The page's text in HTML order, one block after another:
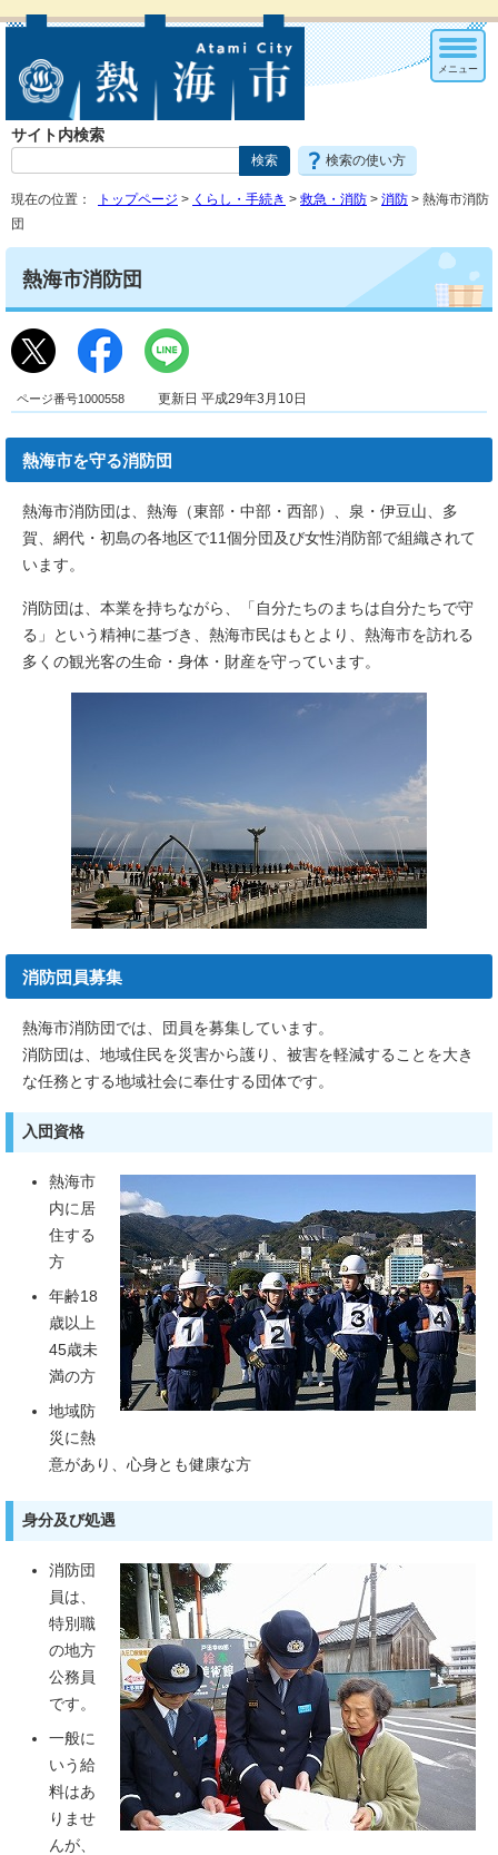
サイト内検索
検索の使い方
メニュー
現在の位置： トップページ > くらし・手続き > 救急・消防 > 消防 > 熱海市消防
団
熱海市消防団
ページ番号1000558 更新日 平成29年3月10日
熱海市を守る消防団
熱海市消防団は、熱海（東部・中部・西部）、泉・伊豆山、多
賀、網代・初島の各地区で11個分団及び女性消防部で組織されて
います。
消防団は、本業を持ちながら、「自分たちのまちは自分たちで守
る」という精神に基づき、熱海市民はもとより、熱海市を訪れる
多くの観光客の生命・身体・財産を守っています。
消防団員募集
熱海市消防団では、団員を募集しています。
消防団は、地域住民を災害から護り、被害を軽減することを大き
な任務とする地域社会に奉仕する団体です。
入団資格
熱海市
内に居
住する
方
年齢18
歳以上
45歳未
満の方
地域防
災に熱
意があり、心身とも健康な方
身分及び処遇
消防団
員は、
特別職
の地方
公務員
です。
一般に
いう給
料はあ
りませ
んが、